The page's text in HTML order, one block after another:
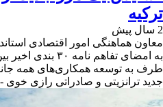
ترکیه
2 سال پیش
معاون هماهنگی امور اقتصادی
به امضای تفاهم
طرف به توسعه همکاری‌های همه
جدید ترانزیتی و صادراتی رازی